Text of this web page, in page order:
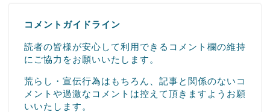
コメントガイドライン
読者の皆様が安心して利用できるコメント欄の維持
にご協力をお願いいたします。
荒らし・宣伝行為はもちろん、記事と関係のないコ
メントや過激なコメントは控えて頂きますようお願
いいたします。